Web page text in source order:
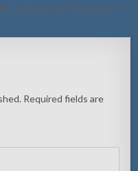
FEBRUARI PROXIMO →
Required fields are